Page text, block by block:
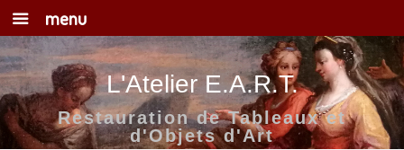
to
content
L'Atelier E.A.R.T.
Restauration de Tableaux et
d'Objets d'Art
menu